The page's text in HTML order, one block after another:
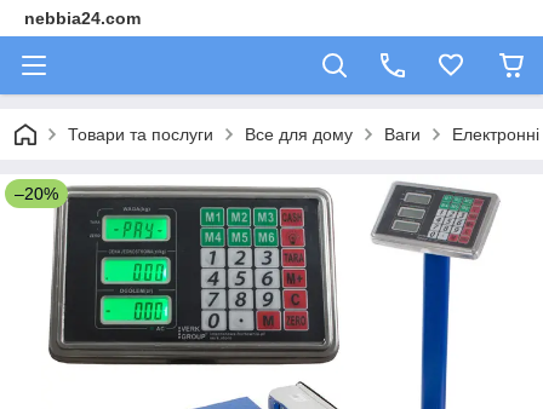
nebbia24.com
Товари та послуги Все для дому Ваги
–20%